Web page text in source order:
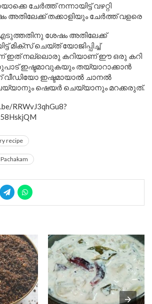
ചേർത്ത് നന്നായിട്ട് വഴറ്റി
തക്കാളിയും ചേർത്ത് വളരെ
ശേഷം അതിലേക്ക്
മിക്സ് ചെയ്ത് യോജിപ്പിച്ച്
ഇത് നല്ലൊരു കറിയാണ് ഈ ഒരു കറി
ഇഷ്ടമാവുകയും തയ്യാറാക്കാൻ
വീഡിയോ ഇഷ്ടമായാൽ ചാനൽ
ഷെയർ ചെയ്യാനും മറക്കരുത്.
RRWvJ3qhGu8?
recipe
Pachakam